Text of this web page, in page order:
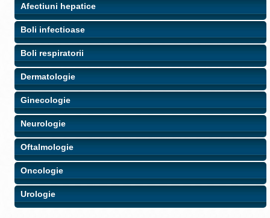
Afectiuni hepatice
Boli infectioase
Boli respiratorii
Dermatologie
Ginecologie
Neurologie
Oftalmologie
Oncologie
Urologie